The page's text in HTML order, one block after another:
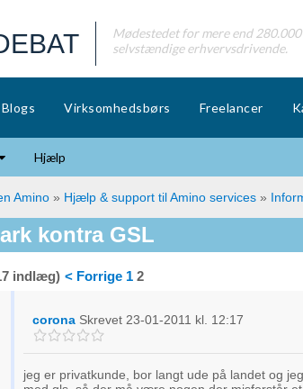
Mødestedet for mere end
selvstændige erhvervsdrivende.
Blogs Virksomhedsbørs Freelancer
Hjælp
Amino » Hjælp & support til Amino services »
kontra GSL
indlæg) < Forrige 1 2
corona Skrevet 23-01-2011 kl. 12:17
jeg er privatkunde, bor langt ude på landet og